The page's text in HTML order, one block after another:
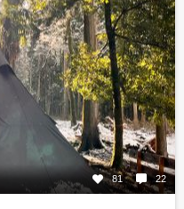
81 22